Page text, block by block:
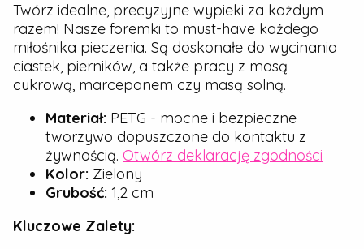
Twórz idealne, precyzyjne wypieki za każdym
razem! Nasze foremki to must-have każdego
miłośnika pieczenia. Są doskonałe do wycinania
ciastek, pierników, a także pracy z masą
cukrową, marcepanem czy masą solną.
Materiał: PETG - mocne i bezpieczne
tworzywo dopuszczone do kontaktu z
żywnością. Otwórz deklarację zgodności
Kolor: Zielony
Grubość: 1,2 cm
Kluczowe Zalety: